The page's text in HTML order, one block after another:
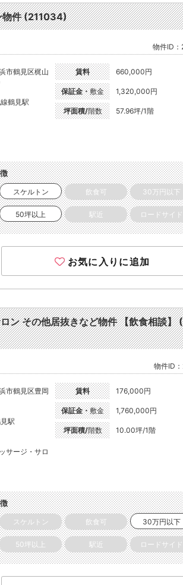
件 (211034)
物件ID
市鶴見区梶山
鶴見駅
賃料 660,000円
保証金・敷金 1,320,000円
坪面積/階数 57.96坪/1階
スケルトン 飲食可 30万円以下
50坪以上 駅近 ロードサイド
お気に入りに追加
ン その他居抜きなど物件 【飲食相談】
物件ID
市鶴見区豊岡
駅
サージ・サロ
賃料 176,000円
保証金・敷金 1,760,000円
坪面積/階数 10.00坪/1階
スケルトン 飲食可 30万円以下
50坪以上 駅近 ロードサイド